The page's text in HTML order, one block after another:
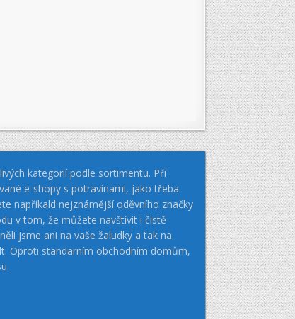
kategorií podle sortimentu. Při
e-shopy s potravinami, jako třeba
napříkald nejznámější oděvního značky
v tom, že můžete navštívit i čistě
jsme ani na vaše žaludky a tak na
Oproti standarním obchodním domům,